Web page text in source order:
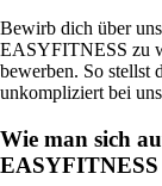
Bewirb dich über
EASYFITNESS zu
bewerben. So stellst
unkompliziert bei
Wie man sich